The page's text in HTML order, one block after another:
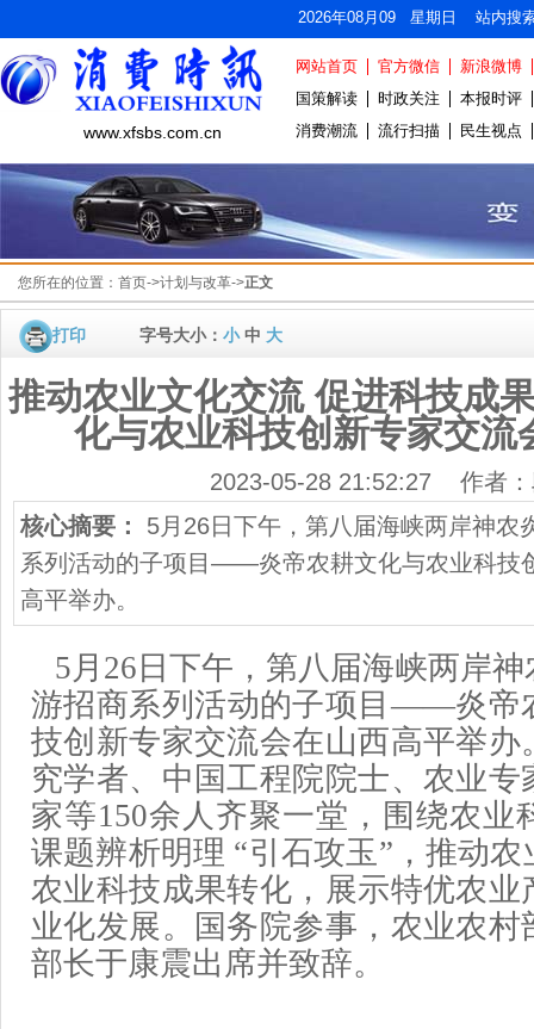
2026年08月09 星期日 站内搜
www.xfsbs.com.cn
网站首页 官方微信
新浪微博
国策解读
时政关注
本报时评
消费潮流
流行扫描 民生视点
您所在的位置： 首页->计划与改革->正文
打印 字号大小： 小中 大
推动农业文化交流 促进科技成
化与农业科技创新专家交流
2023-05-28 21:52:27 作者：
核心摘要：
5月26日下午，第八届海峡两岸神农
系列活动的子项目——炎帝农耕文化与农业科技
高平举办。
5月26日下午，第八届海峡两岸
游招商系列活动的子项目——炎帝
技创新专家交流会在山西高平举办
究学者、中国工程院院士、农业
家等150余人齐聚一堂，围绕农业
课题辨析明理 “引石攻玉”，推动
农业科技成果转化，展示特优农业
业化发展。国务院参事，农业农村
部长于康震出席并致辞。